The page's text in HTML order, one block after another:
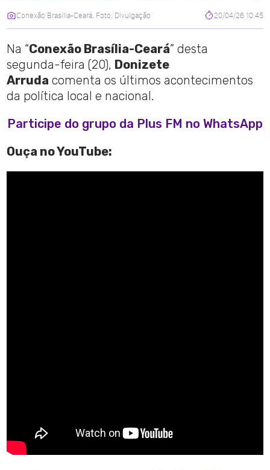
Conexão Brasília-Ceará. Foto: Divulgação 20/04/26 10:45
Na “Conexão Brasília-Ceará” desta
segunda-feira (20), Donizete
Arruda comenta os últimos acontecimentos
da política local e nacional.
Participe do grupo da Plus FM no WhatsApp
Ouça no YouTube: